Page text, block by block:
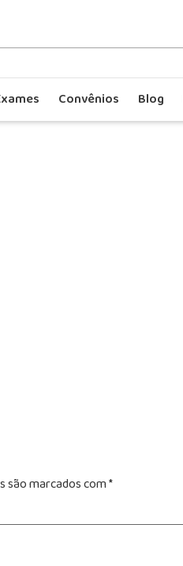
Convênios Blog
são marcados com*